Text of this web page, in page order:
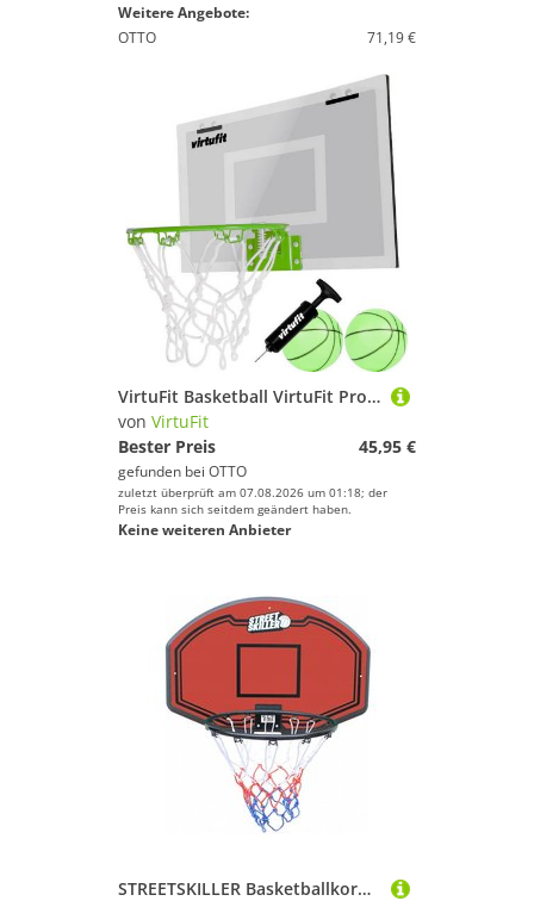
Weitere Angebote:
OTTO
71,19 €
VirtuFit Basketball VirtuFit Pro Mini Basketballkorb Glow-in-the-Dark mit 2 Bällen & Pumpe
von VirtuFit
Bester Preis
45,95 €
gefunden bei OTTO
zuletzt überprüft am 07.08.2026 um 01:18; der
Preis kann sich seitdem geändert haben.
Keine weiteren Anbieter
STREETSKILLER Basketballkorb mit Brett und Wandhalterung rot/schwarz